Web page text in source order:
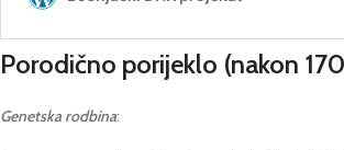
Porodično porijeklo (nakon
Genetska rodbina: